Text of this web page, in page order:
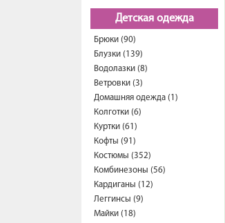
Детская одежда
Брюки (90)
Блузки (139)
Водолазки (8)
Ветровки (3)
Домашняя одежда (1)
Колготки (6)
Куртки (61)
Кофты (91)
Костюмы (352)
Комбинезоны (56)
Кардиганы (12)
Леггинсы (9)
Майки (18)